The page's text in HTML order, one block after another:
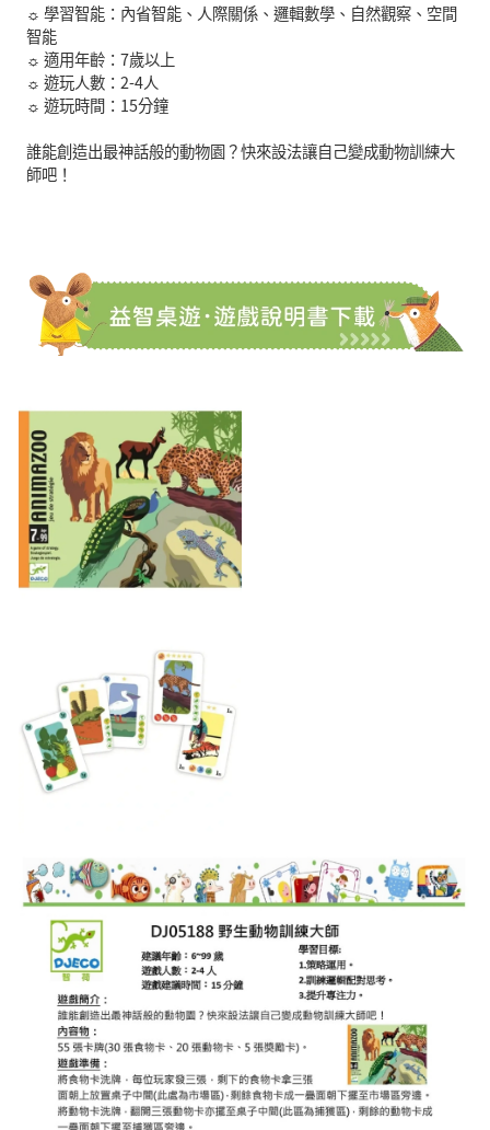
☼ 學習智能：內省智能、人際關係、邏輯數學、自然觀察、空間
智能
☼ 適用年齡：7歲以上
☼ 遊玩人數：2-4人
☼ 遊玩時間：15分鐘
誰能創造出最神話般的動物園？快來設法讓自己變成動物訓練大
師吧！